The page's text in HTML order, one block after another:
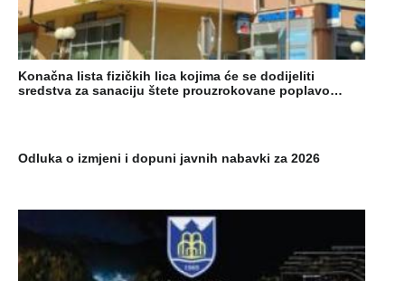
Konačna lista fizičkih lica kojima će se dodijeliti
sredstva za sanaciju štete prouzrokovane poplavo…
Odluka o izmjeni i dopuni javnih nabavki za 2026